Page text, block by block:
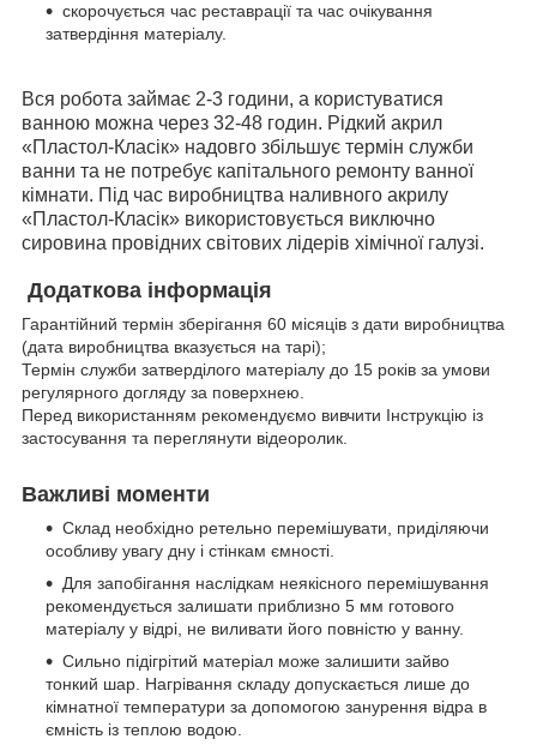
скорочується час реставрації та час очікування
затвердіння матеріалу.
Вся робота займає 2-3 години, а користуватися
ванною можна через 32-48 годин. Рідкий акрил
«Пластол-Класік» надовго збільшує термін служби
ванни та не потребує капітального ремонту ванної
кімнати. Під час виробництва наливного акрилу
«Пластол-Класік» використовується виключно
сировина провідних світових лідерів хімічної галузі.
Додаткова інформація
Гарантійний термін зберігання 60 місяців з дати виробництва
(дата виробництва вказується на тарі);
Термін служби затверділого матеріалу до 15 років за умови
регулярного догляду за поверхнею.
Перед використанням рекомендуємо вивчити Інструкцію із
застосування та переглянути відеоролик.
Важливі моменти
Склад необхідно ретельно перемішувати, приділяючи
особливу увагу дну і стінкам ємності.
Для запобігання наслідкам неякісного перемішування
рекомендується залишати приблизно 5 мм готового
матеріалу у відрі, не виливати його повністю у ванну.
Сильно підігрітий матеріал може залишити зайво
тонкий шар. Нагрівання складу допускається лише до
кімнатної температури за допомогою занурення відра в
ємність із теплою водою.